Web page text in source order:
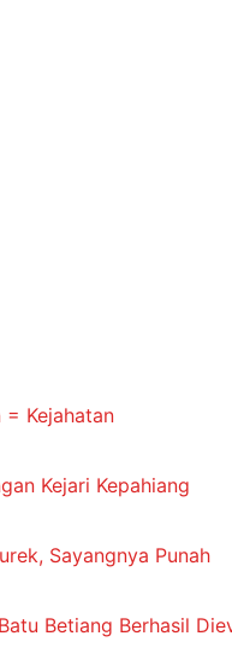
= Kejahatan
Kejari Kepahiang
Sayangnya Punah
Betiang Berhasil